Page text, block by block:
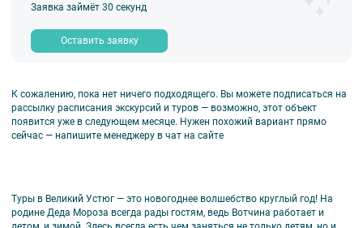
Заявка займёт 30 секунд
Оставить заявку
К сожалению, пока нет ничего подходящего. Вы можете подписаться на
рассылку расписания экскурсий и туров — возможно, этот объект
появится уже в следующем месяце. Нужен похожий вариант прямо
сейчас — напишите менеджеру в чат на сайте
Туры в Великий Устюг — это новогоднее волшебство круглый год! На
родине Деда Мороза всегда рады гостям, ведь Вотчина работает и